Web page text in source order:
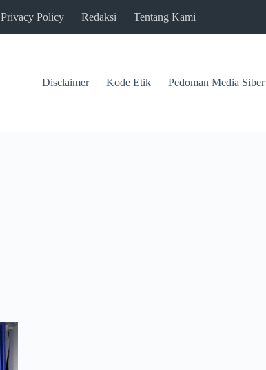
Privacy Policy Redaksi Tentang Kami
Disclaimer Kode Etik Pedoman Media Siber